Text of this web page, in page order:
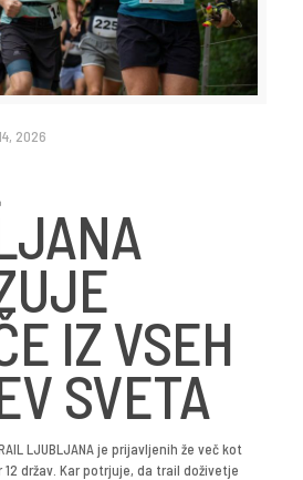
2026
IZ VSEH
SVETA
LJUBLJANA je prijavljenih že več kot
12 držav. Kar potrjuje, da trail doživetje